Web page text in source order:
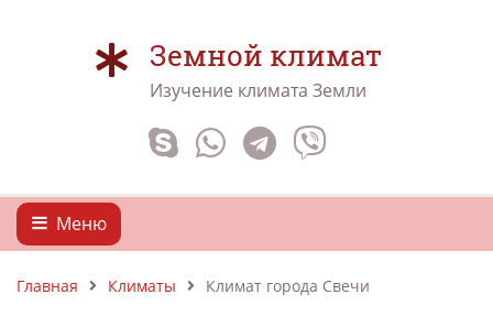
Земной климат
Изучение климата Земли
Меню
Главная Климаты Климат города Свечи